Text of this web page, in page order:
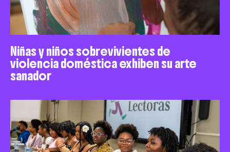
Niñas y niños sobrevivientes de
violencia doméstica exhiben su arte
sanador